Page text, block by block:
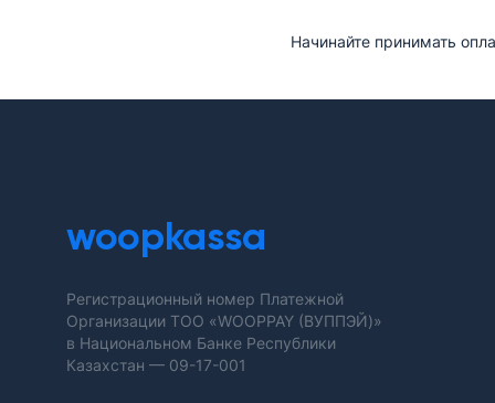
Начинайте принимать
woopkassa
Регистрационный номер Платежной
Организации ТОО «WOOPPAY (ВУППЭЙ)»
в Национальном Банке Республики
Казахстан — 09-17-001